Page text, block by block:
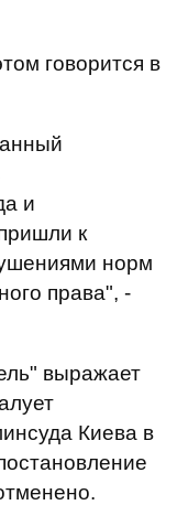
говорится в
и
к
норм
права", -
выражает
Киева в